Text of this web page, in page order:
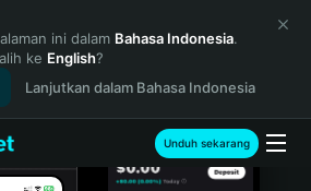
ini dalam Bahasa Indonesia.
ke English?
Lanjutkan dalam Bahasa Indonesia
Unduh sekarang